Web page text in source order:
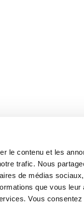
le contenu et les
trafic. Nous
de médias
que vous
Vous